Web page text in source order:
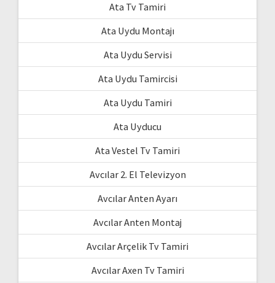
Ata Tv Tamiri
Ata Uydu Montajı
Ata Uydu Servisi
Ata Uydu Tamircisi
Ata Uydu Tamiri
Ata Uyducu
Ata Vestel Tv Tamiri
Avcılar 2. El Televizyon
Avcılar Anten Ayarı
Avcılar Anten Montaj
Avcılar Arçelik Tv Tamiri
Avcılar Axen Tv Tamiri